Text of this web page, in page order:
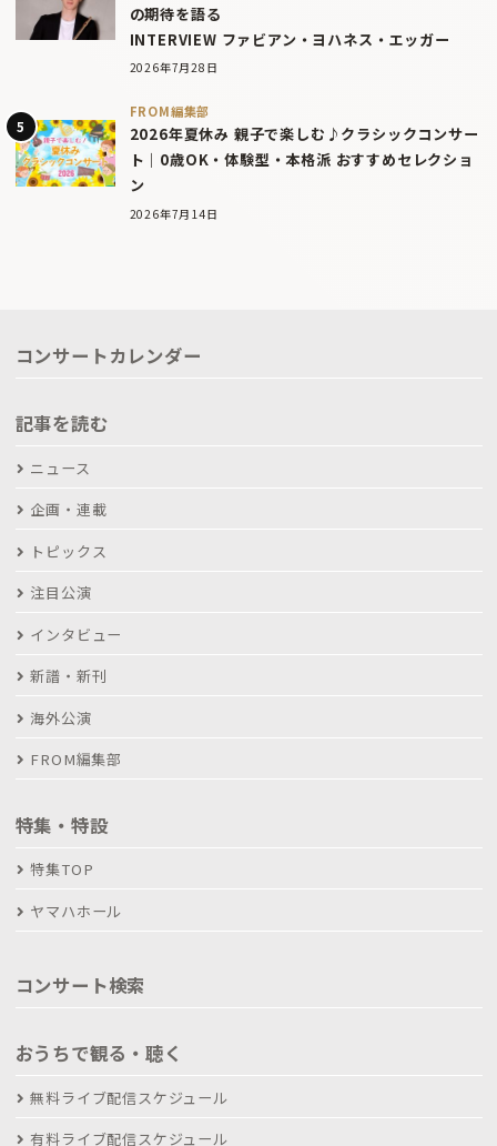
の期待を語る
INTERVIEW ファビアン・ヨハネス・エッガー
2026年7月28日
FROM編集部
2026年夏休み 親子で楽しむ♪クラシックコンサー
ト｜0歳OK・体験型・本格派 おすすめセレクショ
ン
2026年7月14日
コンサートカレンダー
記事を読む
ニュース
企画・連載
トピックス
注目公演
インタビュー
新譜・新刊
海外公演
FROM編集部
特集・特設
特集TOP
ヤマハホール
コンサート検索
おうちで観る・聴く
無料ライブ配信スケジュール
有料ライブ配信スケジュール